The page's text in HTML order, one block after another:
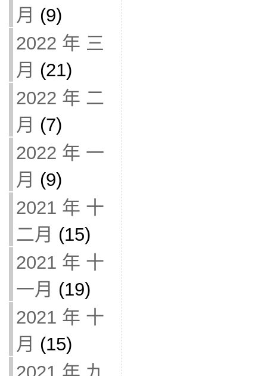
月 (9)
2022 年 三
月 (21)
2022 年 二
月 (7)
2022 年 一
月 (9)
2021 年 十
二月 (15)
2021 年 十
一月 (19)
2021 年 十
月 (15)